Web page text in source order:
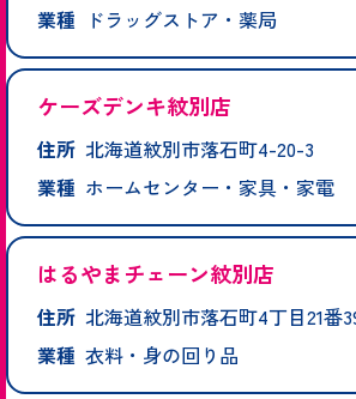
業種
ドラッグストア・薬局
ケーズデンキ紋別店
住所 北海道紋別市落石町4-20-3
業種 ホームセンター・家具・家電
はるやまチェーン紋別店
住所 北海道紋別市落石町4丁目21番
業種 衣料・身の回り品